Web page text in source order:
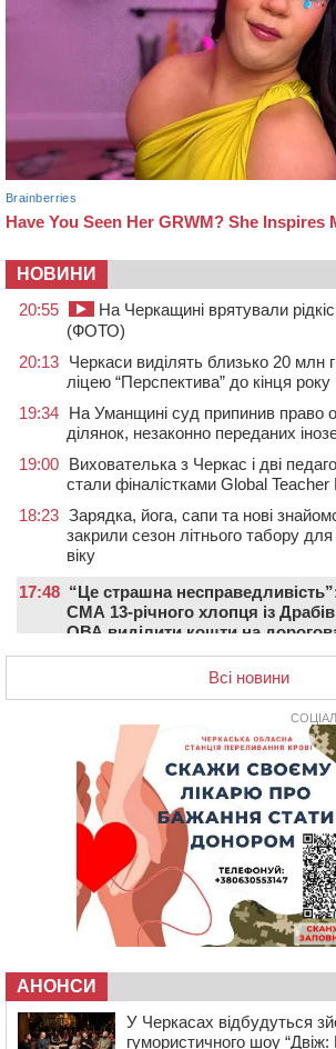
НОВИНИ
20:55
На Черкащині врятували
(ФОТО)
20:13 Черкаси виділять близько 20 млн
ліцею “Перспектива” до кінця року
19:34 На Уманщині суд припинив право
ділянок, незаконно переданих
19:00 Вихователька з Черкас і дві
стали фіналістками Global
18:23 Зарядка, йога, сапи та нові
закрили сезон літнього табору
віку
17:48 “Це страшна
СМА 13-річного хлопця із
ОВА виділити кошти на
На Уманщині судитимуть колишню
освіти через закупівлю електрики
У Черкасах провели в останню
загиблих воїнів
До 1 вересня у Черкасах
розмітку біля навчальних
На честь загиблого захисника і
Черкасах відкрили спортивно-
На Звенигородщині, попри
проведуть “Ше.Fest”
роботі електромереж та
14:02 На Черкащині намолотили перший
зерна нового врожаю
Всі новини
АНОНСИ
У Черкасах відбудуться
гумористичного шоу “Двіж: